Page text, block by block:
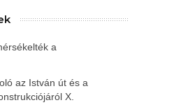
a
az István út és a
X.